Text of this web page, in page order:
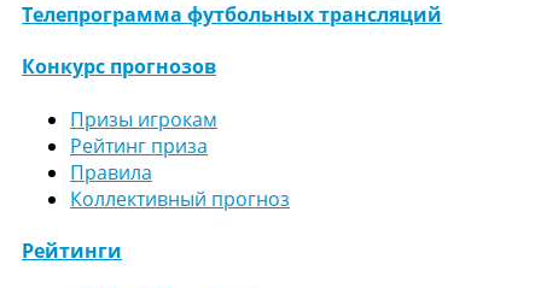
Телепрограмма футбольных трансляций
Конкурс прогнозов
Призы игрокам
Рейтинг приза
Правила
Коллективный прогноз
Рейтинги